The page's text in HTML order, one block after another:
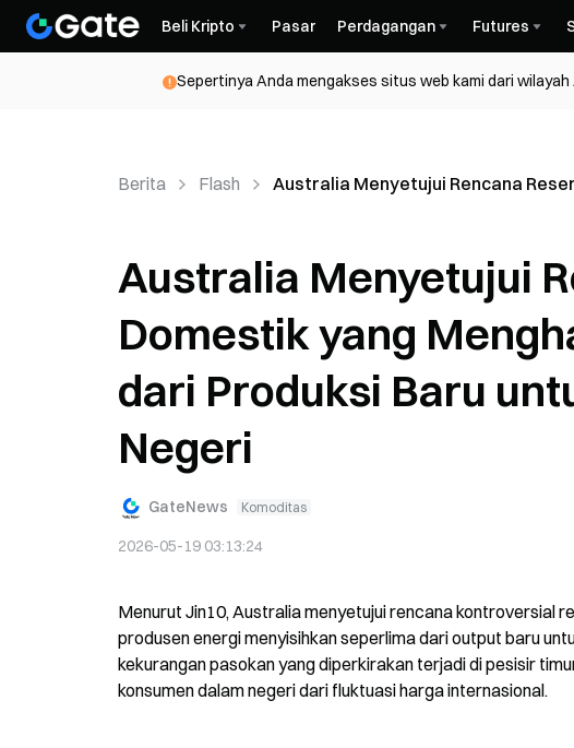
Beli Kripto Pasar Perdagangan Futures
Sepertinya Anda mengakses situs web kami dari
Berita Flash Australia Menyetujui Rencana
Australia Menyetujui
Domestik yang
dari Produksi Baru
Negeri
GateNews Komoditas
2026-05-19 03:13:24
Menurut Jin10, Australia menyetujui rencana kontroversial
produsen energi menyisihkan seperlima dari output baru
kekurangan pasokan yang diperkirakan terjadi di pesisir
konsumen dalam negeri dari fluktuasi harga internasional.